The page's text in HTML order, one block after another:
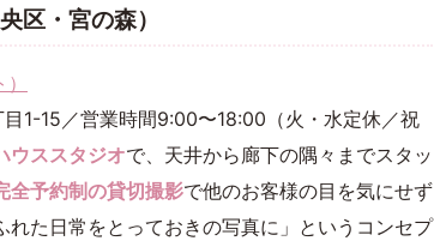
区・宮の森）
1-15／営業時間9:00〜18:00（火・水定休／祝
ウススタジオで、天井から廊下の隅々までスタッ
全予約制の貸切撮影で他のお客様の目を気にせず
た日常をとっておきの写真に」というコンセプ